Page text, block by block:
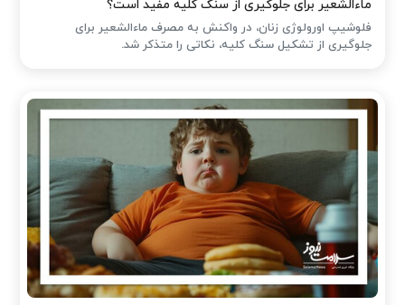
ماءالشعیر برای جلوگیری از سنگ کلیه مفید است؟
فلوشیپ اورولوژی زنان، در واکنش به مصرف ماءالشعیر برای
جلوگیری از تشکیل سنگ کلیه، نکاتی را متذکر شد.